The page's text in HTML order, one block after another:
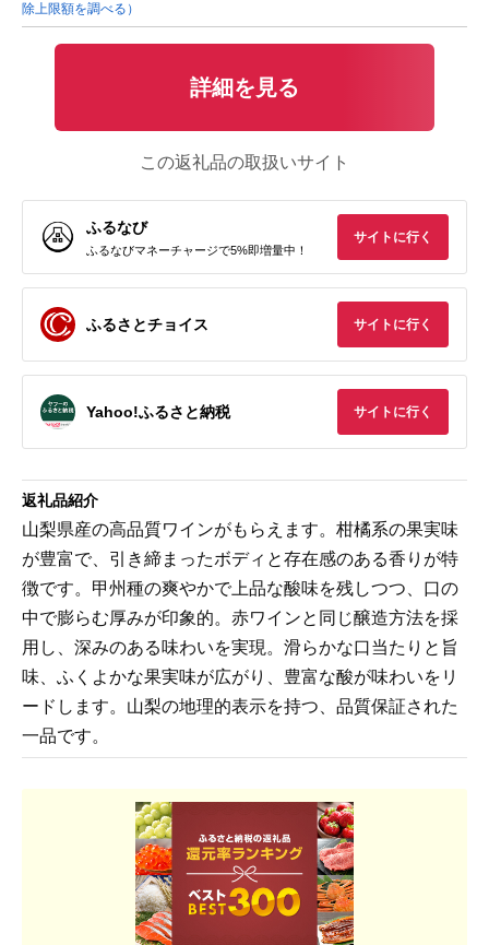
除上限額を調べる）
詳細を見る
この返礼品の取扱いサイト
ふるなび
ふるなびマネーチャージで5%即増量中！
サイトに行く
ふるさとチョイス サイトに行く
Yahoo!ふるさと納税 サイトに行く
返礼品紹介
山梨県産の高品質ワインがもらえます。柑橘系の果実味
が豊富で、引き締まったボディと存在感のある香りが特
徴です。甲州種の爽やかで上品な酸味を残しつつ、口の
中で膨らむ厚みが印象的。赤ワインと同じ醸造方法を採
用し、深みのある味わいを実現。滑らかな口当たりと旨
味、ふくよかな果実味が広がり、豊富な酸が味わいをリ
ードします。山梨の地理的表示を持つ、品質保証された
一品です。